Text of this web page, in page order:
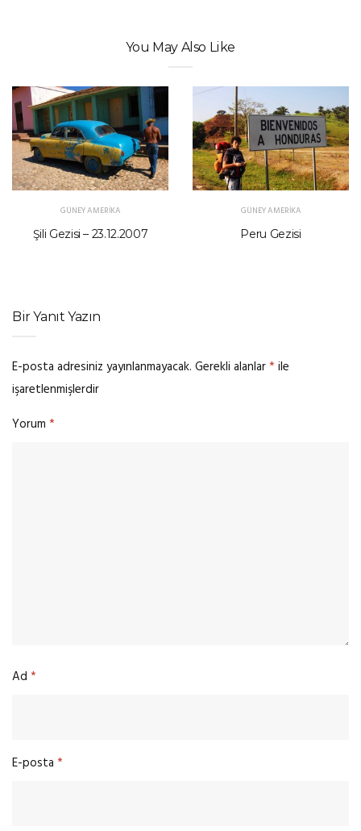
You May Also Like
GÜNEY AMERIKA
Şili Gezisi – 23.12.2007
GÜNEY AMERIKA
Peru Gezisi
Bir Yanıt Yazın
E-posta adresiniz yayınlanmayacak. Gerekli alanlar* ile
işaretlenmişlerdir
Yorum *
Ad *
E-posta *